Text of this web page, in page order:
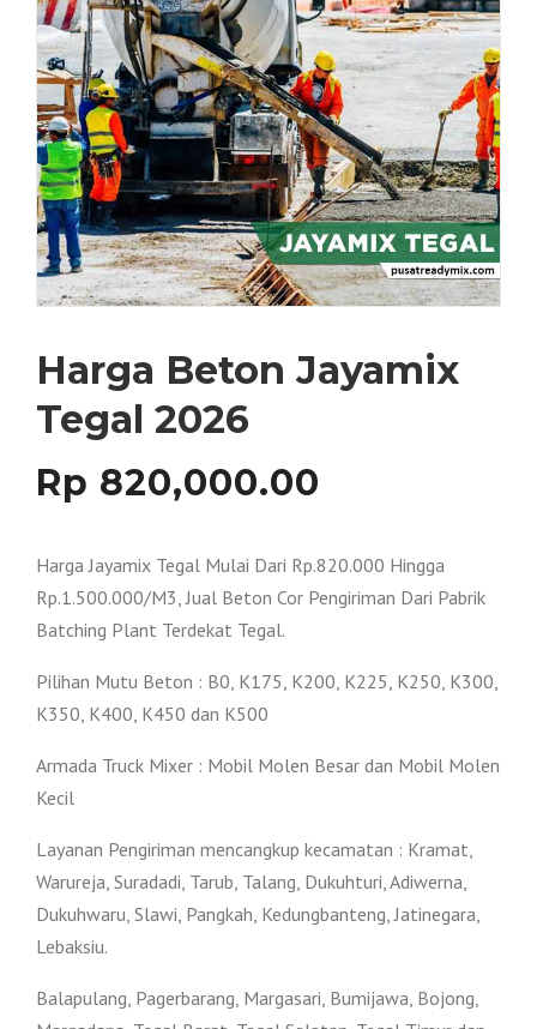
Harga Beton Jayamix
Tegal 2026
Rp 820,000.00
Harga Jayamix Tegal Mulai Dari Rp.820.000 Hingga
Rp.1.500.000/M3, Jual Beton Cor Pengiriman Dari Pabrik
Batching Plant Terdekat Tegal.
Pilihan Mutu Beton : B0, K175, K200, K225, K250, K300,
K350, K400, K450 dan K500
Armada Truck Mixer : Mobil Molen Besar dan Mobil Molen
Kecil
Layanan Pengiriman mencangkup kecamatan : Kramat,
Warureja, Suradadi, Tarub, Talang, Dukuhturi, Adiwerna,
Dukuhwaru, Slawi, Pangkah, Kedungbanteng, Jatinegara,
Lebaksiu.
Balapulang, Pagerbarang, Margasari, Bumijawa, Bojong,